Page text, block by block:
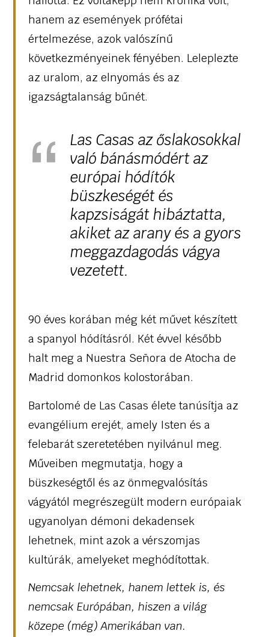
hanem az események prófétai
értelmezése, azok valószínű
következményeinek fényében. Leleplezte
az uralom, az elnyomás és az
igazságtalanság bűnét.
Las Casas az őslakosokkal
való bánásmódért az
európai hódítók
büszkeségét és
kapzsiságát hibáztatta,
akiket az arany és a gyors
meggazdagodás vágya
vezetett.
90 éves korában még két művet készített
a spanyol hódításról. Két évvel később
halt meg a Nuestra Señora de Atocha de
Madrid domonkos kolostorában.
Bartolomé de Las Casas élete tanúsítja az
evangélium erejét, amely Isten és a
felebarát szeretetében nyilvánul meg.
Műveiben megmutatja, hogy a
büszkeségtől és az önmegvalósítás
vágyától megrészegült modern európaiak
ugyanolyan démoni dekadensek
lehetnek, mint azok a vérszomjas
kultúrák, amelyeket meghódítottak.
Nemcsak lehetnek, hanem lettek is, és
nemcsak Európában, hiszen a világ
közepe (még) Amerikában van.